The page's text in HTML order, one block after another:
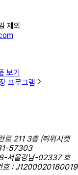
제외
보기
프로그램
로 211 3층 ㈜위시켓
57303
서울강남-02337 호
호 : J1200020180019